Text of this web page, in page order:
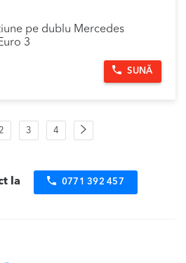
pe dublu Mercedes
3
SUNĂ
3 4
Pagina
următoare
la 0771 392 457